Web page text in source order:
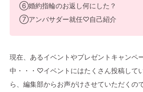
⑥婚約指輪のお返し何にした？
⑦アンバサダー就任♡自己紹介
現在、あるイベントやプレゼントキャンペ
中・・・♡イベントにはたくさん投稿して
ら、編集部からお声がけさせていただくの